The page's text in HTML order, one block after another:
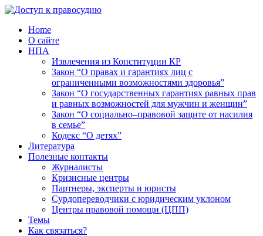
Home
О сайте
НПА
Извлечения из Конституции КР
Закон “О правах и гарантиях лиц с
ограниченными возможностями здоровья”
Закон “О государственных гарантиях равных прав
и равных возможностей для мужчин и женщин”
Закон “О социально–правовой защите от насилия
в семье”
Кодекс “О детях”
Литература
Полезные контакты
Журналисты
Кризисные центры
Партнеры, эксперты и юристы
Сурдопереводчики с юридическим уклоном
Центры правовой помощи (ЦПП)
Темы
Как связаться?